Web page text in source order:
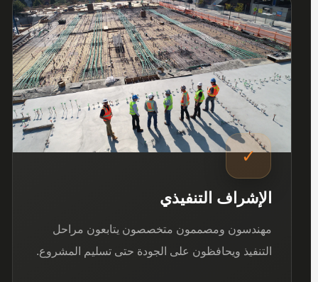
03
✓
الإشراف التنفيذي
مهندسون ومصممون متخصصون يتابعون مراحل
التنفيذ ويحافظون على الجودة حتى تسليم المشروع.